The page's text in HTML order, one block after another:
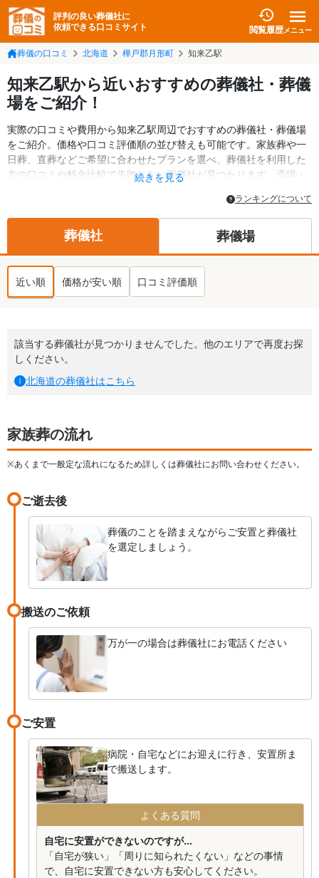
評判の良い葬儀社に
依頼できる口コミサイト
閲覧履歴メニュー
葬儀の口コミ 北海道 樺戸郡月形町 知来乙駅
知来乙駅から近いおすすめの葬儀社・葬儀
場をご紹介！
実際の口コミや費用から知来乙駅周辺でおすすめの葬儀社・葬儀場
をご紹介。価格や口コミ評価順の並び替えも可能です。家族葬や一
日葬、直葬などご希望に合わせたプランを選べ、葬儀社を利用した
方の口コミや料金比較で失敗しない葬儀社が見つかります。斎場・
ての情報も掲載しています。24時間の相談受付で深夜・早朝でも対
応可能です。
続きを見る
ランキングについて
葬儀社 葬儀場
近い順 価格が安い順 口コミ評価順
該当する葬儀社が見つかりませんでした。他のエリアで再度お探
しください。
北海道の葬儀社はこちら
家族葬の流れ
※あくまで一般定な流れになるため詳しくは葬儀社にお問い合わせください。
ご逝去後
葬儀のことを踏まえながらご安置と葬儀社
を選定しましょう。
搬送のご依頼
万が一の場合は葬儀社にお電話ください
ご安置
病院・自宅などにお迎えに行き、安置所ま
で搬送します。
よくある質問
自宅に安置ができないのですが...
「自宅が狭い」「周りに知られたくない」などの事情
で、自宅に安置できない方も安心してください。